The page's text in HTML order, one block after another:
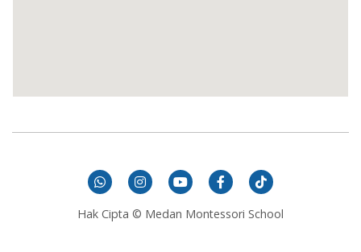
Hak Cipta © Medan Montessori School